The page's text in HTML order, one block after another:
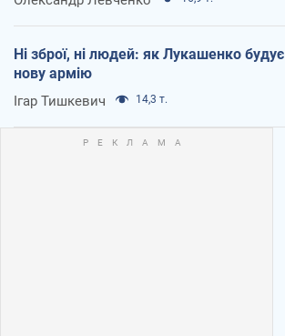
Ні зброї, ні людей: як Лукашенко будує
нову армію
Ігар Тишкевич 14,3 т.